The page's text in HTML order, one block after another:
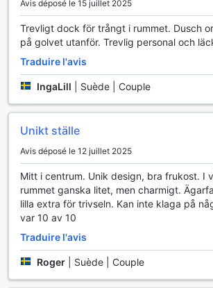
Pourquoi séjourner ici
Ici, vous trouverez des chambres moins
98 % de toutes les autres options
Avis déposé le 15 juillet 2025
Trevligt dock för trångt i rummet. Dusch
på golvet utanför. Trevlig personal och
Traduire l'avis
IngaLill Suède | Couple
Unikt ställe
Avis déposé le 12 juillet 2025
Mitt i centrum. Unik design, bra frukost. I
rummet ganska litet, men charmigt.
lilla extra för trivseln. Kan inte klaga på
var 10 av 10
Traduire l'avis
Roger Suède | Couple